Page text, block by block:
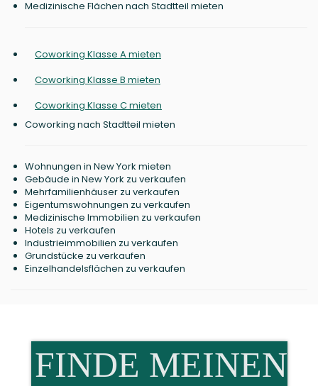
Medizinische Flächen nach Stadtteil mieten
Coworking Klasse A mieten
Coworking Klasse B mieten
Coworking Klasse C mieten
Coworking nach Stadtteil mieten
Wohnungen in New York mieten
Gebäude in New York zu verkaufen
Mehrfamilienhäuser zu verkaufen
Eigentumswohnungen zu verkaufen
Medizinische Immobilien zu verkaufen
Hotels zu verkaufen
Industrieimmobilien zu verkaufen
Grundstücke zu verkaufen
Einzelhandelsflächen zu verkaufen
FINDE MEINEN